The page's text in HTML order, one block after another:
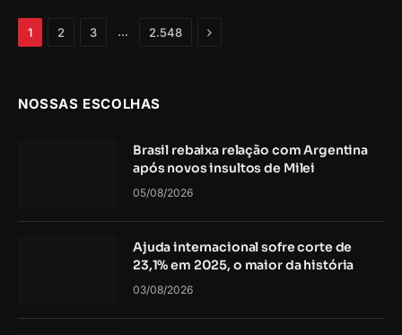
1 2 3 … 2.548 Próximo
NOSSAS ESCOLHAS
Brasil rebaixa relação com Argentina
após novos insultos de Milei
05/08/2026
Ajuda internacional sofre corte de
23,1% em 2025, o maior da história
03/08/2026